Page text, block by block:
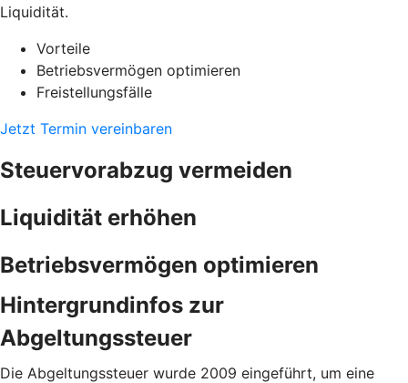
Liquidität.
Vorteile
Betriebsvermögen optimieren
Freistellungsfälle
Jetzt Termin vereinbaren
Steuervorabzug vermeiden
Liquidität erhöhen
Betriebsvermögen optimieren
Hintergrundinfos zur
Abgeltungssteuer
Die Abgeltungssteuer wurde 2009 eingeführt, um eine